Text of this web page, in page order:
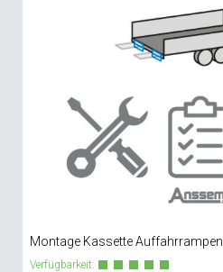
Montage Kassette Auffahrrampen
Verfügbarkeit: